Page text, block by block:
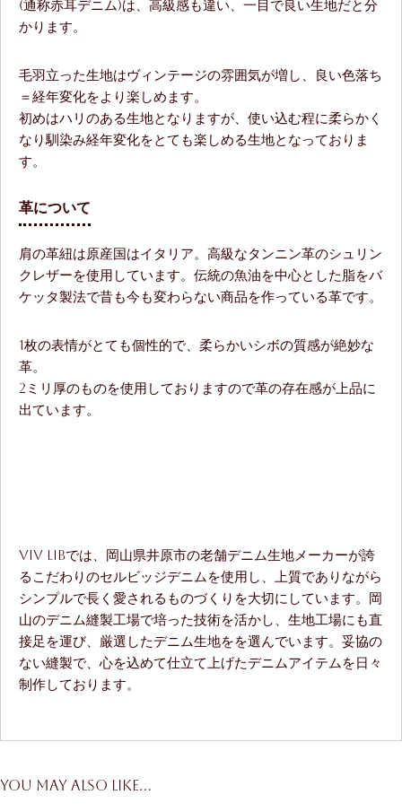
(通称赤耳デニム)は、高級感も違い、一目で良い生地だと分
かります。
毛羽立った生地はヴィンテージの雰囲気が増し、良い色落ち
＝経年変化をより楽しめます。
初めはハリのある生地となりますが、使い込む程に柔らかく
なり馴染み経年変化をとても楽しめる生地となっておりま
す。
革について
肩の革紐は原産国はイタリア。高級なタンニン革のシュリン
クレザーを使用しています。伝統の魚油を中心とした脂をバ
ケッタ製法で昔も今も変わらない商品を作っている革です。
1枚の表情がとても個性的で、柔らかいシボの質感が絶妙な
革。
2ミリ厚のものを使用しておりますので革の存在感が上品に
出ています。
ViV LiBでは、岡山県井原市の老舗デニム生地メーカーが誇
るこだわりのセルビッジデニムを使用し、上質でありながら
シンプルで長く愛されるものづくりを大切にしています。岡
山のデニム縫製工場で培った技術を活かし、生地工場にも直
接足を運び、厳選したデニム生地をを選んでいます。妥協の
ない縫製で、心を込めて仕立て上げたデニムアイテムを日々
制作しております。
You may also like…